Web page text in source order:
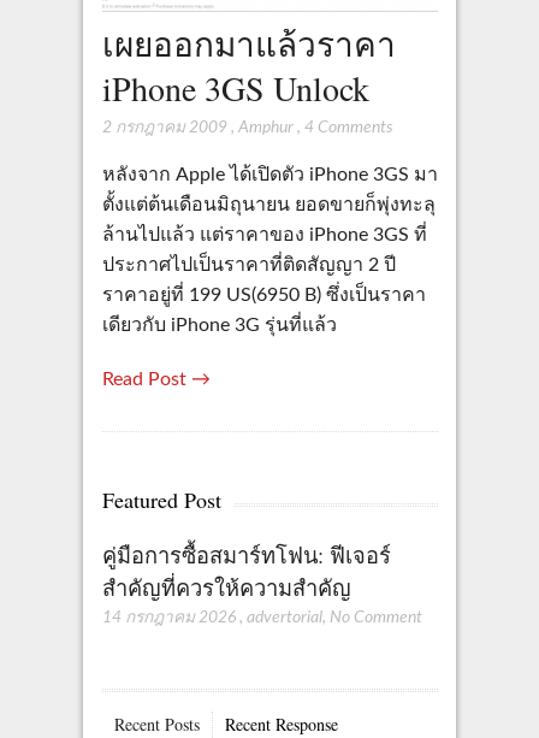
เผยออกมาแล้วราคา
iPhone 3GS Unlock
2 กรกฎาคม 2009 , Amphur, 4 Comments
หลังจาก Apple ได้เปิดตัว iPhone 3GS มา
ตั้งแต่ต้นเดือนมิถุนายน ยอดขายก็พุ่งทะลุ
ล้านไปแล้ว แต่ราคาของ iPhone 3GS ที่
ประกาศไปเป็นราคาที่ติดสัญญา 2 ปี
ราคาอยู่ที่ 199 US(6950 B) ซึ่งเป็นราคา
เดียวกับ iPhone 3G รุ่นที่แล้ว
Read Post →
Featured Post
คู่มือการซื้อสมาร์ทโฟน: ฟีเจอร์
สำคัญที่ควรให้ความสำคัญ
14 กรกฎาคม 2026 , advertorial, No Comment
Recent Posts Recent Response